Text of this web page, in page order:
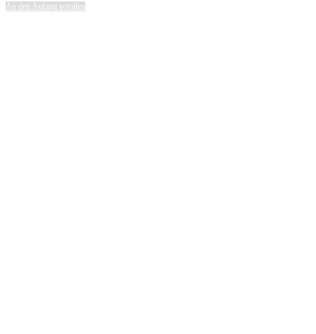
An den Anfang scrollen